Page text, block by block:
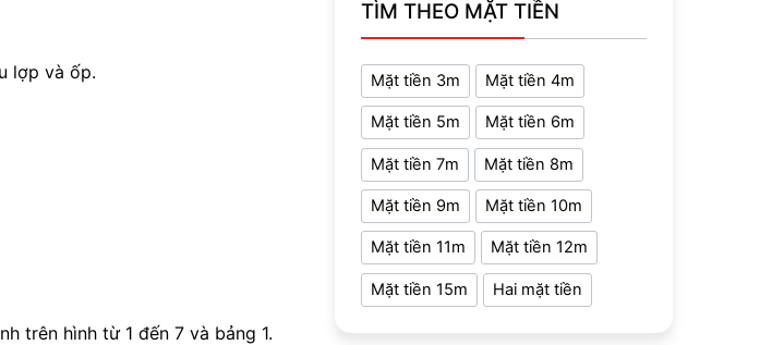
lợp và ốp.
trên hình từ 1 đến 7 và bảng 1.
TÌM THEO MẶT TIỀN
Mặt tiền 3m Mặt tiền 4m
Mặt tiền 5m Mặt tiền 6m
Mặt tiền 7m Mặt tiền 8m
Mặt tiền 9m Mặt tiền 10m
Mặt tiền 11m Mặt tiền 12m
Mặt tiền 15m Hai mặt tiền